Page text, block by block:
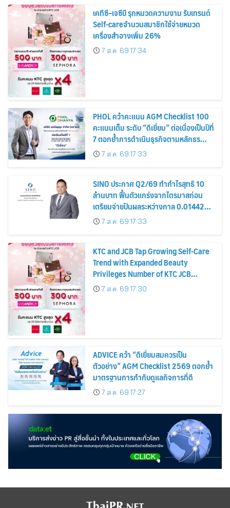
เคทีซี–เจซีบี รุกหมวดความงาม รับเทรนด์
Self-careจำนวนสมาชิกใช้จ่ายหมวด
เครื่องสำอางเพิ่ม 26%
7 ส.ค. 69 17:34
PHOL คว้าคะแนน AGM Checklist 100
คะแนนเต็ม ระดับ “ดีเยี่ยม” ต่อเนื่องเป็นปีที่
7 ตอกย้ำการดำเนินธุรกิจตามหลักธร
รมาภิบาล โปร่งใส สร้างความเชื่อมั่นผู้ถือ
หุ้น
7 ส.ค. 69 17:33
SINO ประกาศ Q2/69 ทำกำไรสุทธิ 10
ล้านบาท ฟื้นตัวแกร่งจากไตรมาสก่อน
เตรียมจ่ายปันผลระหว่างกาล 0.014423
บาทต่อหุ้น ครึ่งปีหลังมุ่งเติบโตต่อเนื่อง
7 ส.ค. 69 17:33
KTC and JCB Tap Growing Self-Care
Trend with Expanded Beauty
Privileges Number of KTC JCB
Cardmembers Spending on
Cosmetics Rises 26%
7 ส.ค. 69 17:30
ADVICE คว้า “ดีเยี่ยมสมควรเป็น
ตัวอย่าง” AGM Checklist 2569 ตอกย้ำ
มาตรฐานการกำกับดูแลกิจการที่ดี
7 ส.ค. 69 17:27